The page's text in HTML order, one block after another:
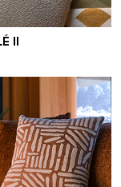
II